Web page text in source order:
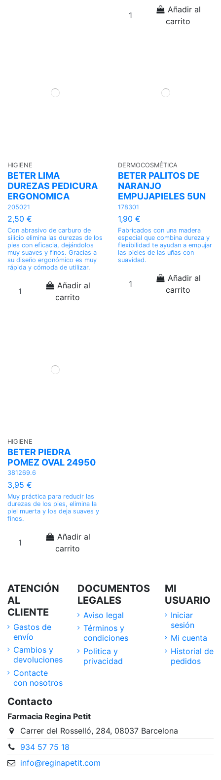
Añadir al
carrito
HIGIENE
BETER LIMA
DUREZAS PEDICURA
ERGONOMICA
205021
2,50 €
Con abrasivo de carburo de
silicio elimina las durezas de los
pies con eficacia, dejándolos
muy suaves y finos. Gracias a
su diseño ergonómico es muy
rápida y cómoda de utilizar.
Añadir al
carrito
DERMOCOSMÉTICA
BETER PALITOS DE
NARANJO
EMPUJAPIELES 5UN
178301
1,90 €
Fabricados con una madera
especial que combina dureza y
flexibilidad te ayudan a empujar
las pieles de las uñas con
suavidad.
Añadir al
carrito
HIGIENE
BETER PIEDRA
POMEZ OVAL 24950
381269.6
3,95 €
Muy práctica para reducir las
durezas de los pies, elimina la
piel muerta y los deja suaves y
finos.
Añadir al
carrito
ATENCIÓN
AL
CLIENTE
Gastos de
envío
Cambios y
devoluciones
Contacte
con nosotros
DOCUMENTOS
LEGALES
Aviso legal
Términos y
condiciones
Politica y
privacidad
MI
USUARIO
Iniciar
sesión
Mi cuenta
Historial de
pedidos
Contacto
Farmacia Regina Petit
Carrer del Rosselló, 284, 08037 Barcelona
934 57 75 18
info@reginapetit.com